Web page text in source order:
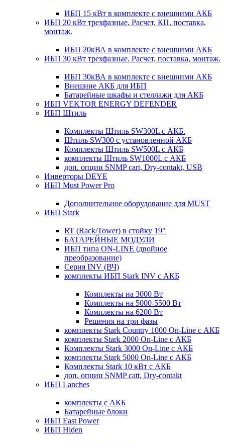
ИБП 15 кВт в комплекте с внешними АКБ
ИБП 20 кВт трехфазные. Расчет, КП, поставка,
монтаж.
ИБП 20кВА в комплекте с внешними АКБ
ИБП 30 кВт трехфазные. Расчет, поставка, монтаж.
ИБП 30кВА в комплекте с внешними АКБ
Внешние АКБ для ИБП
Батарейные шкафы и стеллажи для АКБ
ИБП VEKTOR ENERGY DEFENDER
ИБП Штиль
Комплекты Штиль SW300L с АКБ.
Штиль SW300 с установленной АКБ
Комплекты Штиль SW500L с АКБ
комплекты Штиль SW1000L с АКБ
доп. опции SNMP cart, Dry-contakt, USB
Инверторы DEYE
ИБП Must Power Pro
Дополнительное оборудование для MUST
ИБП Stark
RT (Rack/Tower) в стойку 19"
БАТАРЕЙНЫЕ МОДУЛИ
ИБП типа ON-LINE (двойное
преобразование)
Серия INV (ВЧ)
комплекты ИБП Stark INV с АКБ
Комплекты на 3000 Вт
Комплекты на 5000-5500 Вт
Комплекты на 6200 Вт
Решения на три фазы
комплекты Stark Country 1000 On-Line с АКБ
комплекты Stark 2000 On-Line с АКБ
Комплекты Stark 3000 On-Line с АКБ
комплекты Stark 5000 On-Line с АКБ
Комплекты Stark 10 кВт с АКБ
доп. опции SNMP catt, Dry-contakt
ИБП Lanches
комплекты с АКБ
Батарейные блоки
ИБП East Power
ИБП Hiden